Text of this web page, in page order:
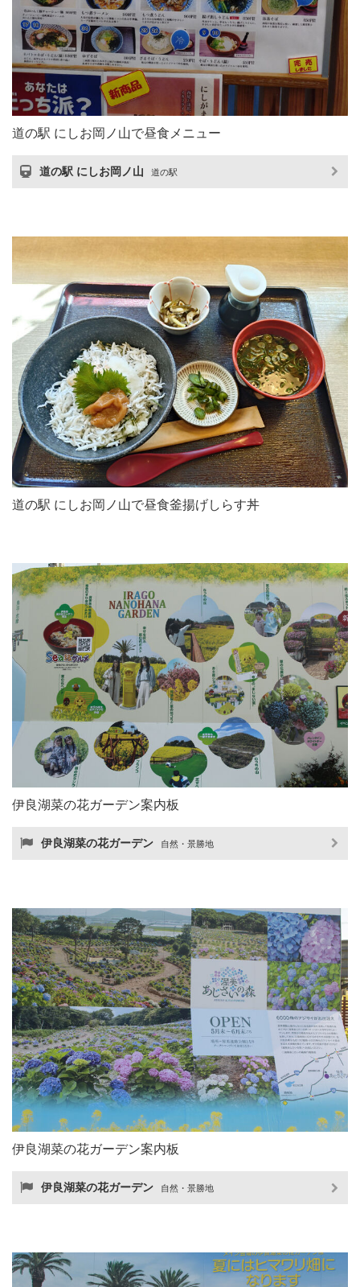
道の駅 にしお岡ノ山で昼食メニュー
道の駅 にしお岡ノ山 道の駅
道の駅 にしお岡ノ山で昼食釜揚げしらす丼
伊良湖菜の花ガーデン案内板
伊良湖菜の花ガーデン 自然・景勝地
伊良湖菜の花ガーデン案内板
伊良湖菜の花ガーデン 自然・景勝地